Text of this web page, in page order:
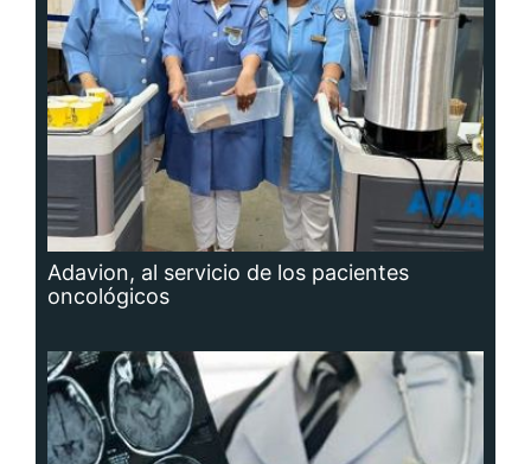
Adavion, al servicio de los pacientes
oncológicos